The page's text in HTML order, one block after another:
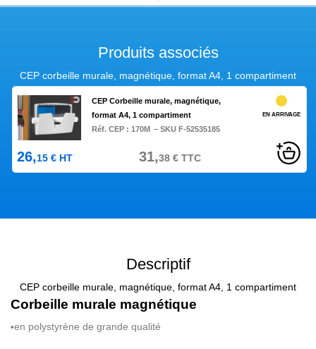
Produits associés
CEP corbeille murale, magnétique, format A4, 1 compartiment
CEP Corbeille murale, magnétique,
format A4, 1 compartiment
Réf. CEP :170M – SKU F-52535185
EN ARRIVAGE
26,15 € HT 31,38€TTC
Descriptif
CEP corbeille murale, magnétique, format A4, 1 compartiment
Corbeille murale magnétique
•en polystyrène de grande qualité